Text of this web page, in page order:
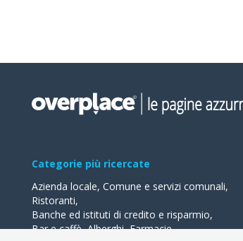
Categorie più ricercate
Azienda locale, Comune e servizi comunali,
Ristoranti,
Banche ed istituti di credito e risparmio,
Bar e caffè,Alberghi,Farmacie,